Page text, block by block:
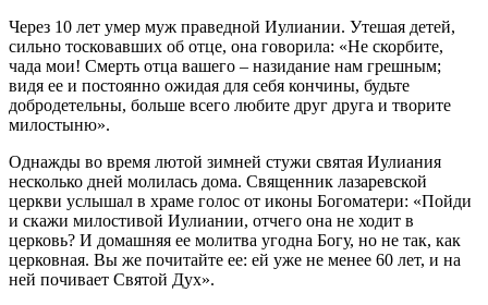
Через 10 лет умер муж праведной Иулиании. Утешая детей,
сильно тосковавших об отце, она говорила: «Не скорбите,
чада мои! Смерть отца вашего – назидание нам грешным;
видя ее и постоянно ожидая для себя кончины, будьте
добродетельны, больше всего любите друг друга и творите
милостыню».
Однажды во время лютой зимней стужи святая Иулиания
несколько дней молилась дома. Священник лазаревской
церкви услышал в храме голос от иконы Богоматери: «Пойди
и скажи милостивой Иулиании, отчего она не ходит в
церковь? И домашняя ее молитва угодна Богу, но не так, как
церковная. Вы же почитайте ее: ей уже не менее 60 лет, и на
ней почивает Святой Дух».